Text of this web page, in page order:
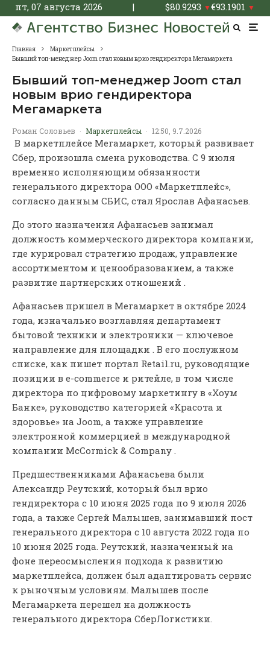
пт, 07 августа 2026 | $80.9293 ▼€93.1901 ▼
Главная
Маркетплейсы
Бывший топ-менеджер Joom стал новым врио гендиректора Мегамаркета
Бывший топ-менеджер Joom стал
новым врио гендиректора
Мегамаркета
Роман Соловьев · Маркетплейсы · 12:50, 9.7.2026
В маркетплейсе Мегамаркет, который развивает
Сбер, произошла смена руководства. С 9 июля
временно исполняющим обязанности
генерального директора ООО «Маркетплейс»,
согласно данным СБИС, стал Ярослав Афанасьев.
До этого назначения Афанасьев занимал
должность коммерческого директора компании,
где курировал стратегию продаж, управление
ассортиментом и ценообразованием, а также
развитие партнерских отношений .
Афанасьев пришел в Мегамаркет в октябре 2024
года, изначально возглавляя департамент
бытовой техники и электроники — ключевое
направление для площадки . В его послужном
списке, как пишет портал Retail.ru, руководящие
позиции в e-commerce и ритейле, в том числе
директора по цифровому маркетингу в «Хоум
Банке», руководство категорией «Красота и
здоровье» на Joom, а также управление
электронной коммерцией в международной
компании McCormick & Company .
Предшественниками Афанасьева были
Александр Реутский, который был врио
гендиректора с 10 июня 2025 года по 9 июля 2026
года, а также Сергей Малышев, занимавший пост
генерального директора с 10 августа 2022 года по
10 июня 2025 года. Реутский, назначенный на
фоне переосмысления подхода к развитию
маркетплейса, должен был адаптировать сервис
к рыночным условиям. Малышев после
Мегамаркета перешел на должность
генерального директора СберЛогистики.